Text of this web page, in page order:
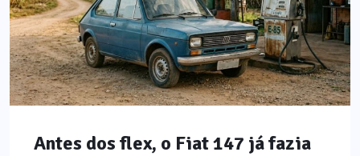
Antes dos flex, o Fiat 147 já fazia